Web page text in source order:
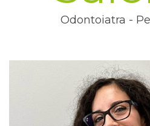
Odontoiatra -